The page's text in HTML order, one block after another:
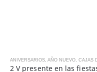
ANIVERSARIOS, AÑO NUEVO, CAJAS DE